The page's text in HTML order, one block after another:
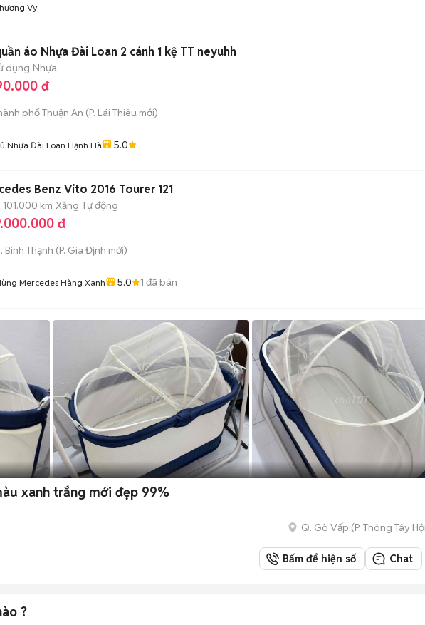
Vy
áo Nhựa Đài Loan 2 cánh 1 kệ TT neyuhh
dụng Nhựa
đ
phố Thuận An (P. Lái Thiêu mới)
Nhựa Đài Loan Hạnh Hà 5.0
Benz Vito 2016 Tourer 121
101.000 km Xăng Tự động
đ
Bình Thạnh (P. Gia Định mới)
Mercedes Hàng Xanh 5.0 1 đã bán
xanh trắng mới đẹp 99%
Q. Gò Vấp (P. Thông Tây
Bấm để hiện số Chat
?